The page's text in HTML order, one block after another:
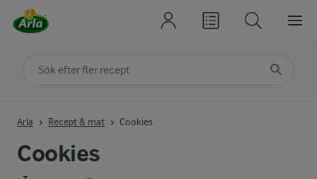
Cookies
Arla Recept & mat Cookies
Sök på kategori eller ingrediens